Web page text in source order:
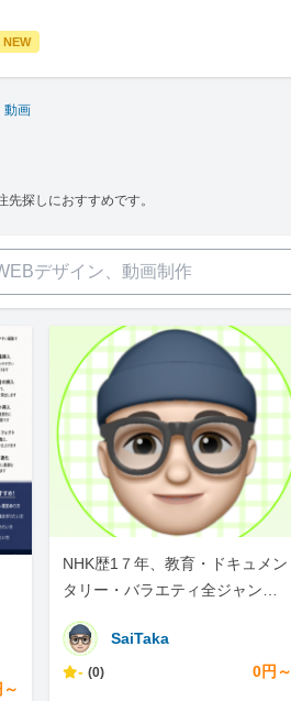
NEW
動画
探しにおすすめです。
NHK歴1７年、教育・ドキュメン
タリー・バラエティ全ジャンル
SaiTaka
- (0) 0円～